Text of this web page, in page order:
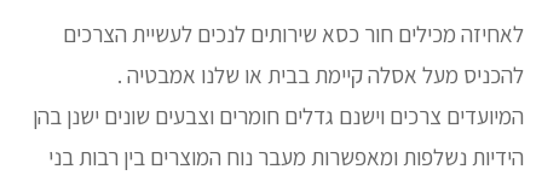
לאחיזה מכילים חור כסא שירותים לנכים לעשיית הצרכים
להכניס מעל אסלה קיימת בבית או שלנו אמבטיה .
המיועדים צרכים וישנם גדלים חומרים וצבעים שונים ישנן בהן
הידיות נשלפות ומאפשרות מעבר נוח המוצרים בין רבות בני